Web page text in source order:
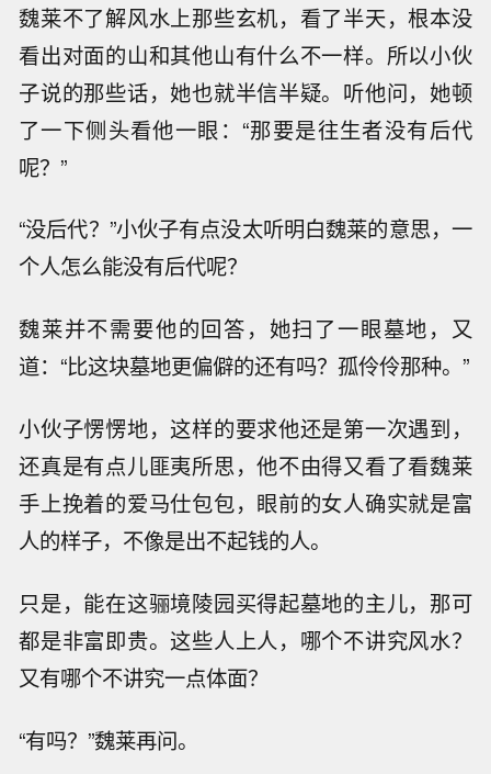
魏莱不了解风水上那些玄机，看了半天，根本没
看出对面的山和其他山有什么不一样。所以小伙
子说的那些话，她也就半信半疑。听他问，她顿
了一下侧头看他一眼：“那要是往生者没有后代
呢？”
“没后代？”小伙子有点没太听明白魏莱的意思，一
个人怎么能没有后代呢？
魏莱并不需要他的回答，她扫了一眼墓地，又
道：“比这块墓地更偏僻的还有吗？孤伶伶那种。”
小伙子愣愣地，这样的要求他还是第一次遇到，
还真是有点儿匪夷所思，他不由得又看了看魏莱
手上挽着的爱马仕包包，眼前的女人确实就是富
人的样子，不像是出不起钱的人。
只是，能在这骊境陵园买得起墓地的主儿，那可
都是非富即贵。这些人上人，哪个不讲究风水？
又有哪个不讲究一点体面？
“有吗？”魏莱再问。